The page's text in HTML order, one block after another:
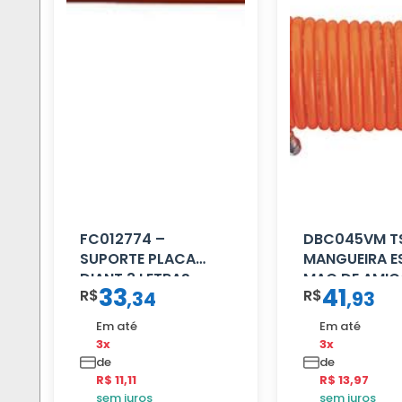
FC012774 –
SUPORTE PLACA
DIANT 3 LETRAS
REFORCADO
R$33,34
Em até
3x
de
R$ 11,11
sem juros
DBC045VM
MANGUEIRA
MAO DE
16 MM 4.5MTS
VERMELHA
R$41,93
Em até
3x
de
R$ 13,97
sem juros